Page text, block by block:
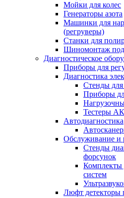
Мойки для колес
Генераторы азота
Машинки для
(регруверы)
Станки для
Шиномонтаж
Диагностическое
Приборы для
Диагностика
Стенды для
Приборы
Тестеры
Автодиагностика
Обслуживание и
Стенды
форсунок
Комплекты
систем
Люфт детекторы